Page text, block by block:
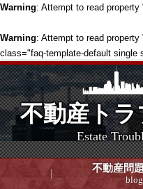
Warning: Attempt to read
Warning: Attempt to read
class="faq-template-default single
不動産トラ
Estate
不動産問
blog